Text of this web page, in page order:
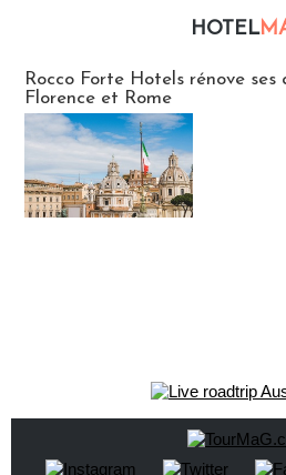
HOTEL
Rocco Forte Hotels rénove ses
Florence et Rome